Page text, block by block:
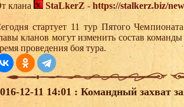
клана
StaLkerZ - https://stalkerz.biz/
стартует 11 тур Пятого
кланов могут изменить состав
проведения боя тура.
12-11 14:01 : Командный захват